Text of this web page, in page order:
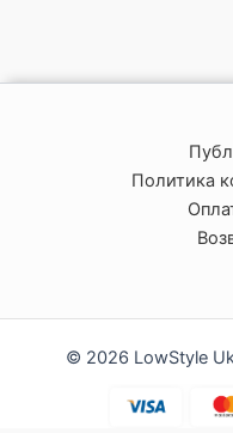
Политика
© 2026 LowStyle